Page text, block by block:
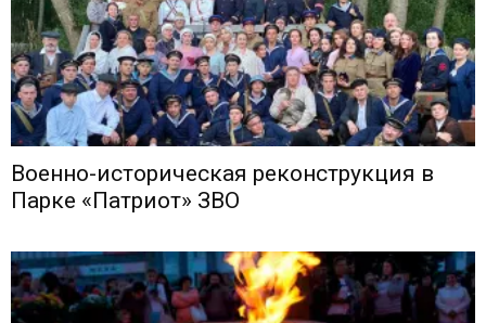
Военно-историческая реконструкция в
Парке «Патриот» ЗВО